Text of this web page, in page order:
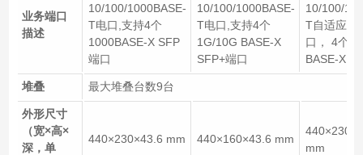
业务端口
描述
10/100/1000BASE-
T电口,支持4个
1000BASE-X SFP
端口
10/100/1000BASE-
T电口,支持4个
1G/10G BASE-X
SFP+端口
10/100/
T自适应以
口， 4个
BASE-X
堆叠 最大堆叠台数9台
外形尺寸
（宽×高×
深，单
440×230×43.6 mm 440×160×43.6 mm
mm